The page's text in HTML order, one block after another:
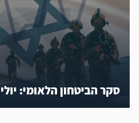
סקר הביטחון הלאומי: יולי 2026